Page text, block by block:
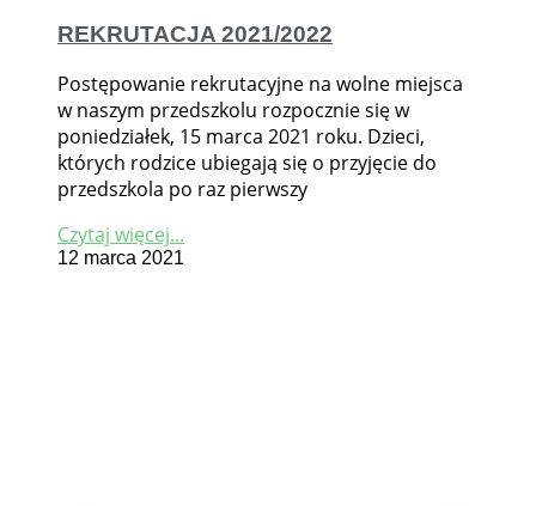
REKRUTACJA 2021/2022
Postępowanie rekrutacyjne na wolne miejsca
w naszym przedszkolu rozpocznie się w
poniedziałek, 15 marca 2021 roku. Dzieci,
których rodzice ubiegają się o przyjęcie do
przedszkola po raz pierwszy
Czytaj więcej...
12 marca 2021